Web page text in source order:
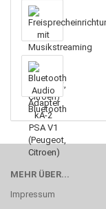
MEHR ÜBER...
Impressum